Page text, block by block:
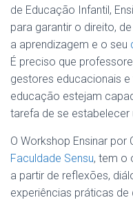
de Educação Infantil,
para garantir o direito,
a aprendizagem e o seu
É preciso que
gestores educacionais
educação estejam
tarefa de se
O Workshop Ensinar
Faculdade Sensu, tem o
a partir de reflexões,
experiências práticas